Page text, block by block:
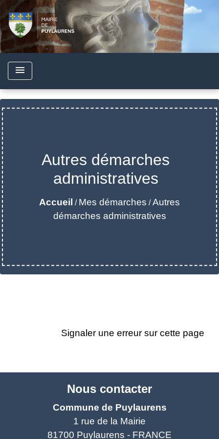
menu
Autres démarches
administratives
Accueil / Mes démarches /Autres
démarches administratives
Signaler une erreur sur cette page
Nous contacter
Commune de Puylaurens
1 rue de la Mairie
81700 Puylaurens - FRANCE